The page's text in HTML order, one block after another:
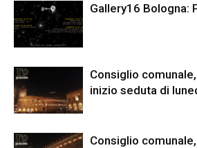
Gallery16 Bologna:
Consiglio
inizio seduta di
Consiglio